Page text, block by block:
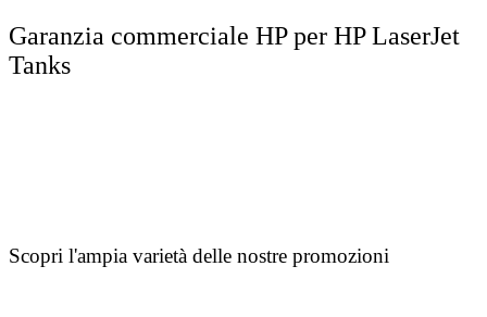
Garanzia commerciale HP per HP LaserJet
Tanks
Scopri l'ampia varietà delle nostre promozioni